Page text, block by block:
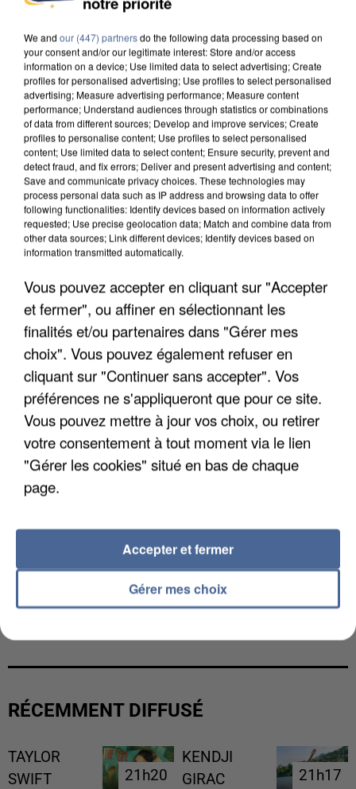
UNE TOURISTE DE L’OISE EMPORTÉE PAR UNE
COULÉE DE BOUE EN HAUTE-SAVOIE
LES DONNÉES DE 300 000 CLIENTS DÉROBÉES À
INTERMARCHÉ APRÈS UNE...
RÉCEMMENT DIFFUSÉ
TAYLOR
SWIFT
21h20
21h20
KENDJI
GIRAC
21h17
21h17
We and our (447) partnersdo the following data processing based on
your consent and/or our legitimate interest: Store and/or access
information on a device; Use limited data to select advertising; Create
profiles for personalised advertising; Use profiles to select personalised
advertising; Measure advertising performance; Measure content
performance; Understand audiences through statistics or combinations
of data from different sources; Develop and improve services; Create
profiles to personalise content; Use profiles to select personalised
content; Use limited data to select content; Ensure security, prevent and
detect fraud, and fix errors; Deliver and present advertising and content;
Save and communicate privacy choices. These technologies may
process personal data such as IP address and browsing data to offer
following functionalities: Identify devices based on information actively
requested; Use precise geolocation data; Match and combine data from
other data sources; Link different devices; Identify devices based on
information transmitted automatically.
Vous pouvez accepter en cliquant sur "Accepter
et fermer", ou affiner en sélectionnant les
finalités et/ou partenaires dans "Gérer mes
choix". Vous pouvez également refuser en
cliquant sur "Continuer sans accepter". Vos
préférences ne s'appliqueront que pour ce site.
Vous pouvez mettre à jour vos choix, ou retirer
votre consentement à tout moment via le lien
"Gérer les cookies" situé en bas de chaque
page.
Gérer mes choix
Accepter et fermer